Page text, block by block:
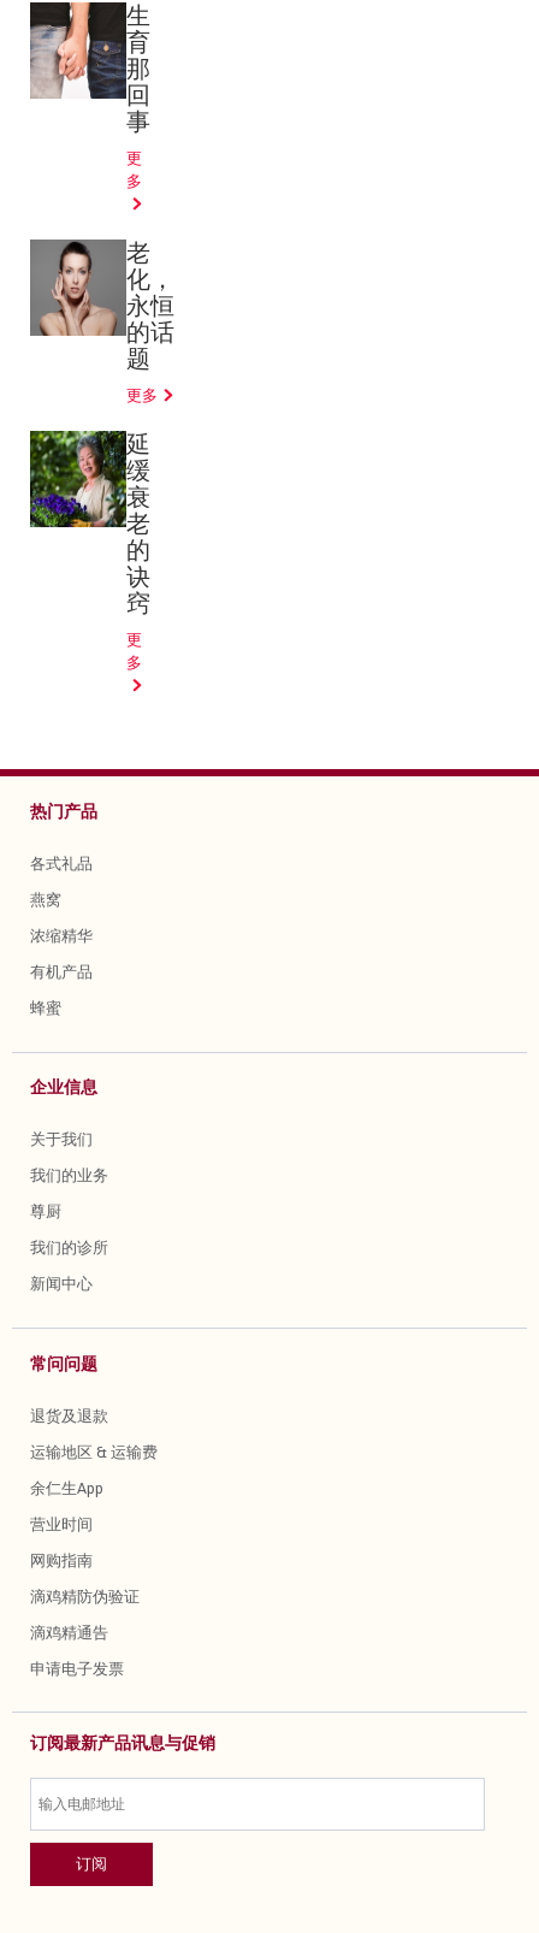
生
育
那
回
事
更
多
老
化，
永恒
的话
题
更多
延
缓
衰
老
的
诀
窍
更
多
热门产品
各式礼品
燕窝
浓缩精华
有机产品
蜂蜜
企业信息
关于我们
我们的业务
尊厨
我们的诊所
新闻中心
常问问题
退货及退款
运输地区 & 运输费
余仁生App
营业时间
网购指南
滴鸡精防伪验证
滴鸡精通告
申请电子发票
订阅最新产品讯息与促销